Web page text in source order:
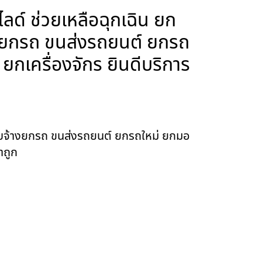
ด์ ช่วยเหลือฉุกเฉิน ยก
กรถ ขนส่งรถยนต์ ยกรถ
เครื่องจักร ยินดีบริการ
างยกรถ ขนส่งรถยนต์ ยกรถใหม่ ยกมอ
ถูก